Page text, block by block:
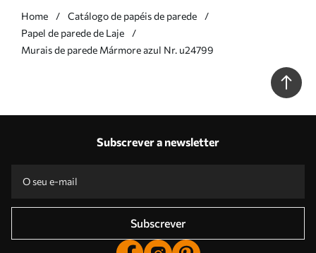
Home
Catálogo de papéis de parede
Papel de parede de Laje
Murais de parede Mármore azul Nr. u24799
Subscrever a newsletter
Subscrever